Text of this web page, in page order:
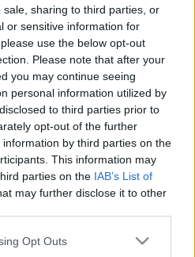
sharing to third parties, or
or sensitive information for
use the below opt-out
Please note that after your
you may continue seeing
personal information utilized by
to third parties prior to
opt-out of the further
by third parties on the
This information may
parties on the IAB’s List of
may further disclose it to other
app uses one or more Google
Opt Outs